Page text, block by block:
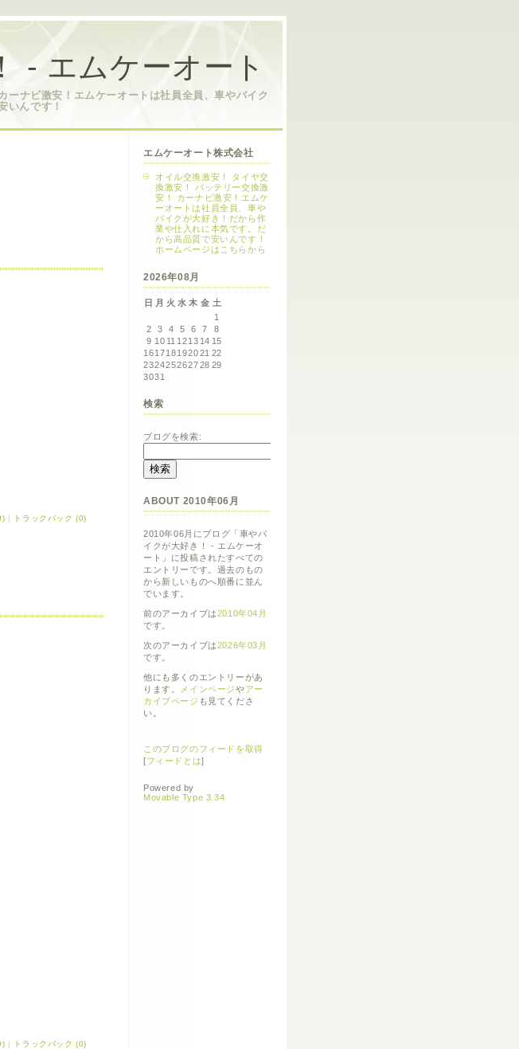
- エムケーオート
ナビ激安！エムケーオートは社員全員、車やバイク
いんです！
| トラックバック (0)
| トラックバック (0)
エムケーオート株式会社
オイル交換激安！ タイヤ交
換激安！ バッテリー交換激
安！ カーナビ激安！エムケ
ーオートは社員全員、車や
バイクが大好き！だから作
業や仕入れに本気です。だ
から高品質で安いんです！
ホームページはこちらから
2026年08月
日 月 火 水 木 金 土
1
2
3 4 5 6 7
8
9 10 11 1213 14 15
161718192021 22
232425262728 29
3031
検索
ブログを検索:
ABOUT 2010年06月
2010年06月にブログ「車やバ
イクが大好き！ - エムケーオ
ート」に投稿されたすべての
エントリーです。過去のもの
から新しいものへ順番に並ん
でいます。
前のアーカイブは2010年04月
です。
次のアーカイブは2026年03月
です。
他にも多くのエントリーがあ
ります。
メインページやアー
カイブページ も見てくださ
い。
このブログのフィードを取得
[フィードとは]
Powered by
Movable Type 3.34